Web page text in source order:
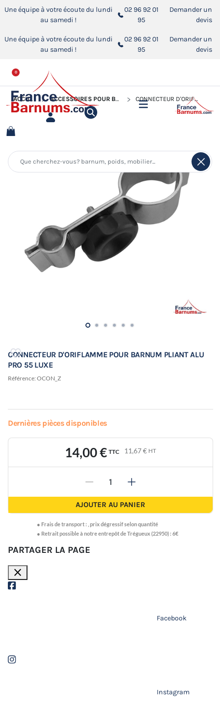
Une équipe à votre écoute du lundi
au samedi !
02 96 92 01
95
Demander un
devis
Une équipe à votre écoute du lundi
au samedi !
02 96 92 01
95
Demander un
devis
0
ACCUEIL ACCESSOIRES POUR BARNUMS PLIANTS CONNECTEUR D'ORIFLAMME POUR BARNUM PLIANT ALU PRO 55 LUXE
CONNECTEUR D'ORIFLAMME POUR BARNUM PLIANT ALU
PRO 55 LUXE
Référence: OCON_Z
Dernières pièces disponibles
14,00 € TTC 11,67 € HT
- +
AJOUTER AU PANIER
● Frais de transport : prix dégressif selon quantité
● Retrait possible à notre entrepôt de Trégueux (22950) : 6€
PARTAGER LA PAGE
close
Facebook
Instagram